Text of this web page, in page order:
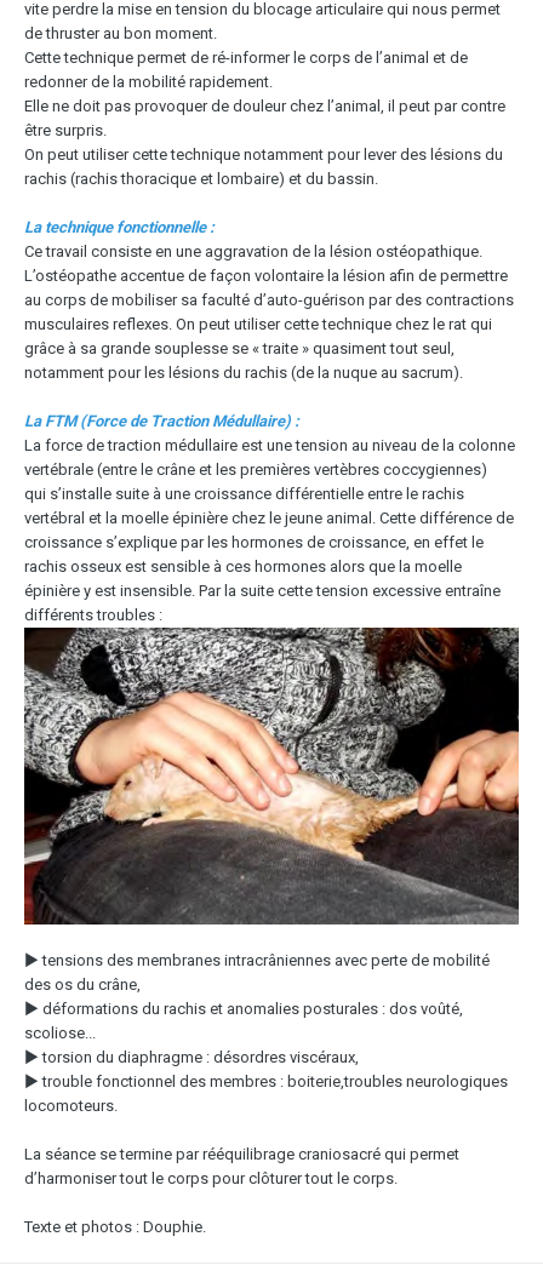
vite perdre la mise en tension du blocage articulaire qui nous permet
de thruster au bon moment.
Cette technique permet de ré-informer le corps de l’animal et de
redonner de la mobilité rapidement.
Elle ne doit pas provoquer de douleur chez l’animal, il peut par contre
être surpris.
On peut utiliser cette technique notamment pour lever des lésions du
rachis (rachis thoracique et lombaire) et du bassin.
La technique fonctionnelle :
Ce travail consiste en une aggravation de la lésion ostéopathique.
L’ostéopathe accentue de façon volontaire la lésion afin de permettre
au corps de mobiliser sa faculté d’auto-guérison par des contractions
musculaires reflexes. On peut utiliser cette technique chez le rat qui
grâce à sa grande souplesse se « traite » quasiment tout seul,
notamment pour les lésions du rachis (de la nuque au sacrum).
La FTM (Force de Traction Médullaire) :
La force de traction médullaire est une tension au niveau de la colonne
vertébrale (entre le crâne et les premières vertèbres coccygiennes)
qui s’installe suite à une croissance différentielle entre le rachis
vertébral et la moelle épinière chez le jeune animal. Cette différence de
croissance s’explique par les hormones de croissance, en effet le
rachis osseux est sensible à ces hormones alors que la moelle
épinière y est insensible. Par la suite cette tension excessive entraîne
différents troubles :
▶ tensions des membranes intracrâniennes avec perte de mobilité
des os du crâne,
▶ déformations du rachis et anomalies posturales : dos voûté,
scoliose...
▶ torsion du diaphragme : désordres viscéraux,
▶ trouble fonctionnel des membres : boiterie,troubles neurologiques
locomoteurs.
La séance se termine par rééquilibrage craniosacré qui permet
d’harmoniser tout le corps pour clôturer tout le corps.
Texte et photos : Douphie.